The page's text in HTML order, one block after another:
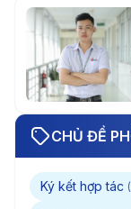
CHỦ ĐỀ
Ký kết hợp tác